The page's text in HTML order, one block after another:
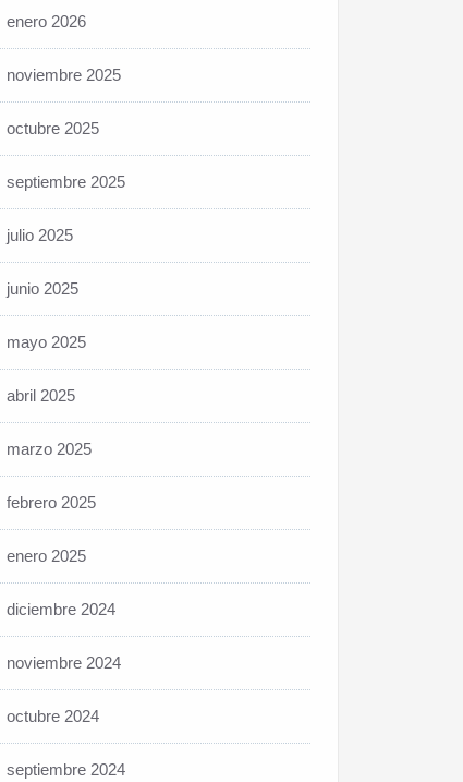
enero 2026
noviembre 2025
octubre 2025
septiembre 2025
julio 2025
junio 2025
mayo 2025
abril 2025
marzo 2025
febrero 2025
enero 2025
diciembre 2024
noviembre 2024
octubre 2024
septiembre 2024